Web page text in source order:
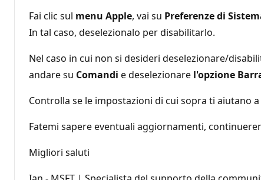
Fai clic sul menu Apple, vai su Preferenzedi
In tal caso, deselezionalo per disabilitarlo.
Nel caso in cui non si desideri deselezionare/
andare su Comandi e deselezionare l'opzione
Controlla se le impostazioni di cui sopra ti aiutano
Fatemi sapere eventuali aggiornamenti,
Migliori saluti